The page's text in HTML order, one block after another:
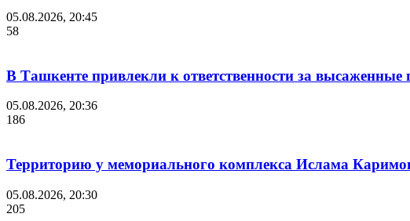
05.08.2026, 20:45
58
В Ташкенте привлекли к ответственности за
05.08.2026, 20:36
186
Территорию у мемориального комплекса Ислама
05.08.2026, 20:30
205